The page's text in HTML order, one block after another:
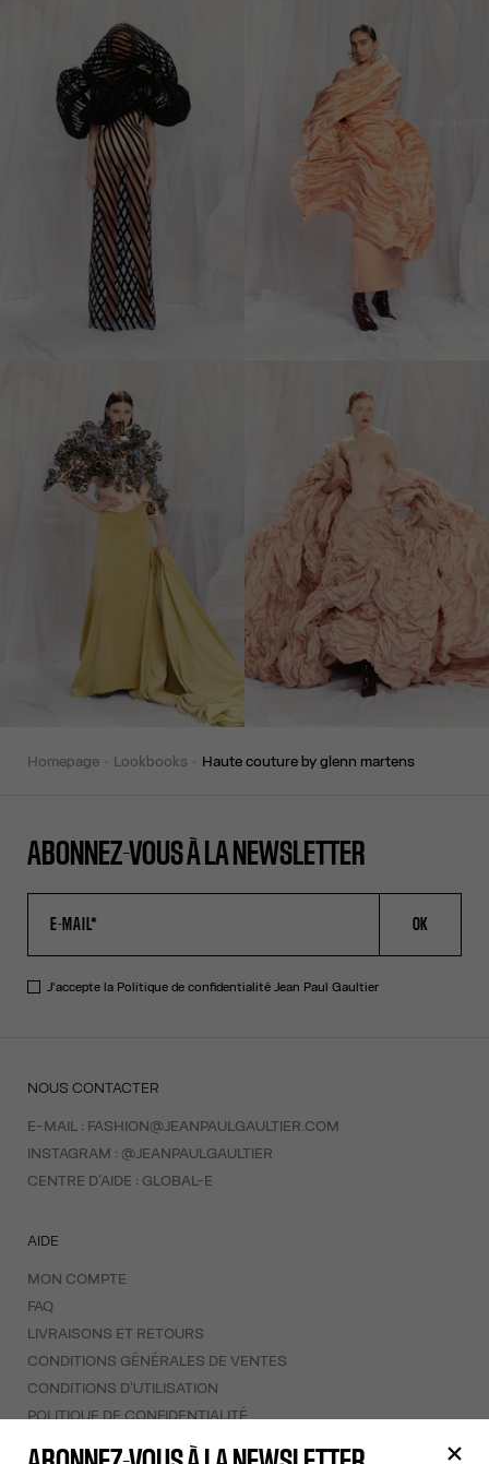
homepage lookbooks haute couture by glenn martens
ABONNEZ-VOUS À LA NEWSLETTER
OK
J'accepte la Politique de confidentialitéJean Paul Gaultier
NOUS CONTACTER
E-MAIL : FASHION@JEANPAULGAULTIER.COM
INSTAGRAM : @JEANPAULGAULTIER
CENTRE D'AIDE : GLOBAL-E
AIDE
MON COMPTE
FAQ
LIVRAISONS ET RETOURS
CONDITIONS GÉNÉRALES DE VENTES
CONDITIONS D'UTILISATION
POLITIQUE DE CONFIDENTIALITÉ
FORMULAIRE DE RÉTRACTATION